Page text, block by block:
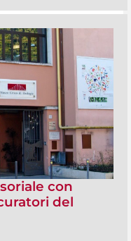
con
del